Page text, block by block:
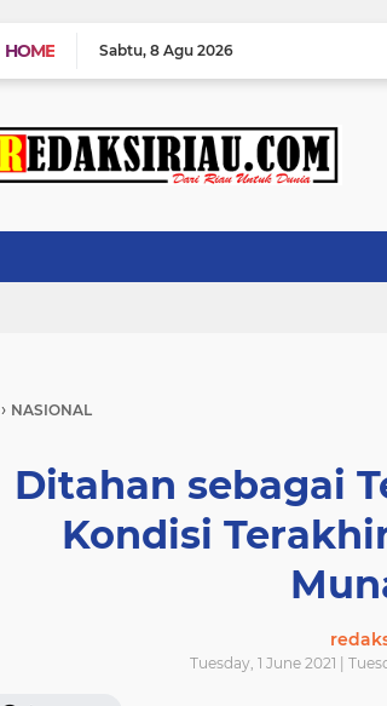
HOME
Sabtu 8 Agu 2026
› NASIONAL
Ditahan sebagai
Kondisi
Tuesday, 1 June 2021 |